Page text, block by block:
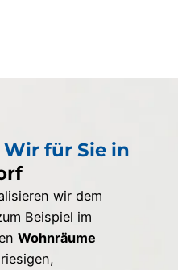
Wir für Sie in
wir dem
Beispiel im
Wohnräume